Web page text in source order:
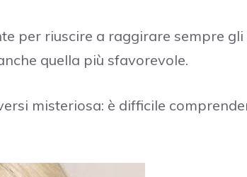
per riuscire a raggirare sempre gli
quella più sfavorevole.
misteriosa: è difficile